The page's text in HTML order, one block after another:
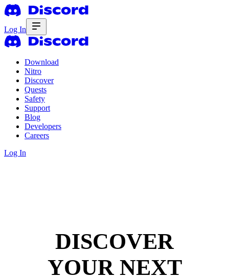
Log In
Download
Nitro
Discover
Quests
Safety
Support
Blog
Developers
Careers
Log In
DISCOVER
YOUR NEXT